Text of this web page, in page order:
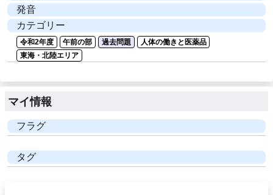
発音
カテゴリー
令和2年度 午前の部 過去問題
人体の働きと医薬品
東海・北陸エリア
マイ情報
フラグ
タグ